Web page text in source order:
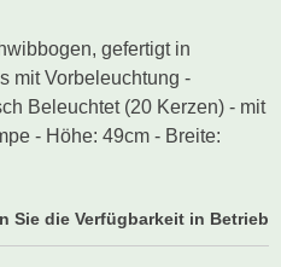
gefertigt in
mit Vorbeleuchtung -
Beleuchtet (20 Kerzen) - mit
- Höhe: 49cm - Breite:
Sie die Verfügbarkeit in Betrieb